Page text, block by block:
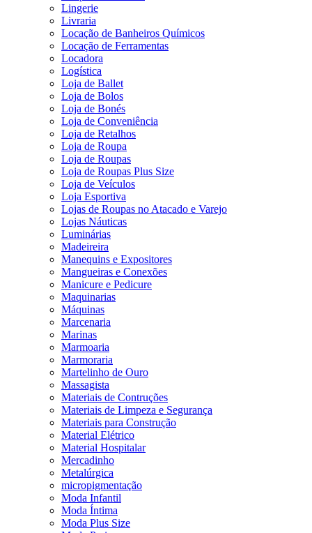
Lingerie
Livraria
Locação de Banheiros Químicos
Locação de Ferramentas
Locadora
Logística
Loja de Ballet
Loja de Bolos
Loja de Bonés
Loja de Conveniência
Loja de Retalhos
Loja de Roupa
Loja de Roupas
Loja de Roupas Plus Size
Loja de Veículos
Loja Esportiva
Lojas de Roupas no Atacado e Varejo
Lojas Náuticas
Luminárias
Madeireira
Manequins e Expositores
Mangueiras e Conexões
Manicure e Pedicure
Maquinarias
Máquinas
Marcenaria
Marinas
Marmoaria
Marmoraria
Martelinho de Ouro
Massagista
Materiais de Contruções
Materiais de Limpeza e Segurança
Materiais para Construção
Material Elétrico
Material Hospitalar
Mercadinho
Metalúrgica
micropigmentação
Moda Infantil
Moda Íntima
Moda Plus Size